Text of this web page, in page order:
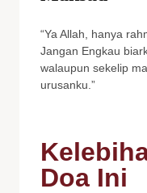
“Ya Allah, hanya
Jangan Engkau
walaupun sekelip
urusanku.”
Doa Ini